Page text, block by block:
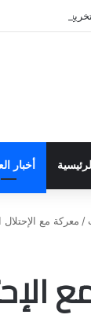
دورة إعداد
أخبار
/ معركة مع